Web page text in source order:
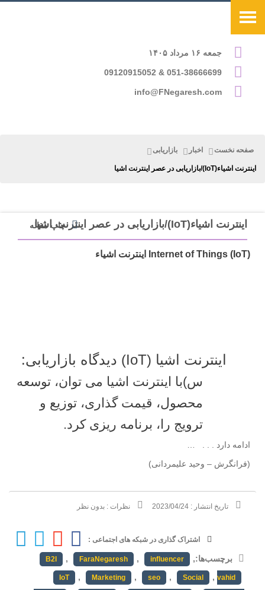
جمعه ۱۶ مرداد ۱۴۰۵
051-38666699 & 09120915052
info@FNegaresh.com
صفحه نخست اخبار بازاریابی
اینترنت اشیاء(IoT)/بازاریابی در عصر اینترنت اشیا
اینترنت اشیاء(IoT)/بازاریابی در عصر اینترنت اشیا چاپ مقاله
Internet of Things (IoT) اینترنت اشیاء
اینترنت اشیا (IoT) دیدگاه بازاریابی:
س)با اینترنت اشیا می توان، توسعه
محصول، قیمت گذاری، توزیع و
ترویج را، برنامه ریزی کرد.
ادامه دارد . . . …
(فرانگرش – وحید علیمردانی)
تاریخ انتشار : 2023/04/24 نظرات : بدون نظر
اشتراک گذاری در شبکه های اجتماعی :
برچسب‌ها: B2I , FaraNegaresh , influencer ,
IoT , Marketing , seo , Social , vahid